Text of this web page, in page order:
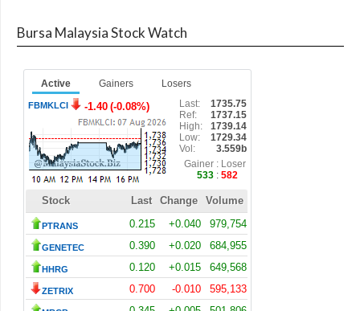
Bursa Malaysia Stock Watch